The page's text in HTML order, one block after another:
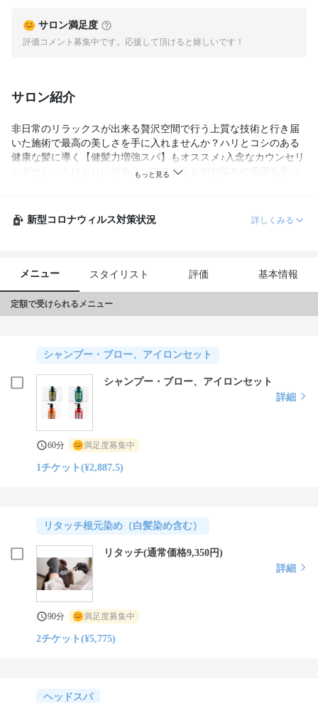
サロン満足度
評価コメント募集中です。応援して頂けると嬉しいです！
サロン紹介
非日常のリラックスが出来る贅沢空間で行う上質な技術と行き届
いた施術で最高の美しさを手に入れませんか？ハリとコシのある
健康な髪に導く【健髪力増強スパ】もオススメ♪入念なカウンセリ
ングから一人ひとりに似合うヘアスタイルやお悩みの原因を見つ
新型コロナウィルス対策状況 詳しくみる
メニュー スタイリスト 評価 基本情報
定額で受けられるメニュー
シャンプー・ブロー、アイロンセット
シャンプー・ブロー、アイロンセット
詳細
60分 満足度募集中
1チケット(¥2,887.5)
リタッチ根元染め（白髪染め含む）
リタッチ(通常価格9,350円)
詳細
90分 満足度募集中
2チケット(¥5,775)
ヘッドスパ